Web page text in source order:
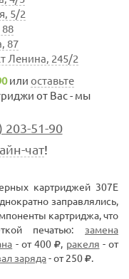
5/2
88
87
Ленина, 245/2
или оставьте
от Вас - мы
203-51-90
чат!
картриджей 307E
заправлялись,
картриджа, что
печатью: замена
- от 400 , ракеля - от
заряда- от 250 .